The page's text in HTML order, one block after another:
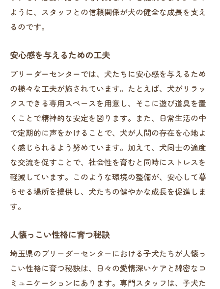
ように、スタッフとの信頼関係が犬の健全な成長を支え
るのです。
安心感を与えるための工夫
ブリーダーセンターでは、犬たちに安心感を与えるため
の様々な工夫が施されています。たとえば、犬がリラッ
クスできる専用スペースを用意し、そこに遊び道具を置
くことで精神的な安定を図ります。また、日常生活の中
で定期的に声をかけることで、犬が人間の存在を心地よ
く感じられるよう努めています。加えて、犬同士の適度
な交流を促すことで、社会性を育むと同時にストレスを
軽減しています。このような環境の整備が、安心して暮
らせる場所を提供し、犬たちの健やかな成長を促進しま
す。
人懐っこい性格に育つ秘訣
埼玉県のブリーダーセンターにおける子犬たちが人懐っ
こい性格に育つ秘訣は、日々の愛情深いケアと綿密なコ
ミュニケーションにあります。専門スタッフは、子犬た